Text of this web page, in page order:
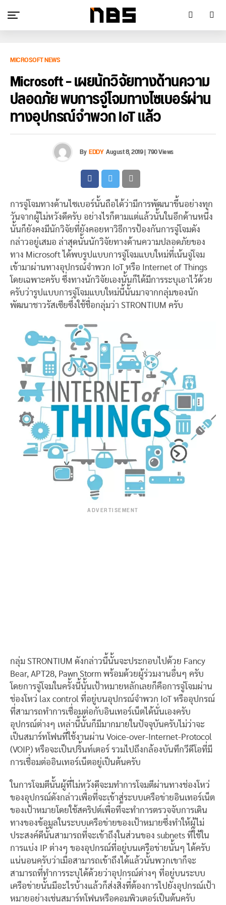
MICROSOFT NEWS
Microsoft – เผยนักวิจัยทางด้านความ
ปลอดภัย พบการจู่โจมทางไซเบอร์ผ่าน
ทางอุปกรณ์จำพวก IoT แล้ว
ByEDDYAugust 8, 2019|790 Views
การจู่โจมทางด้านไซเบอร์นั้นถือได้ว่ามีการพัฒนาขึ้นอย่างทุก
วันจากผู้ไม่หวังดีครับ อย่างไรก็ตามแต่แล้วนั้นในอีกด้านหนึ่ง
นั้นก็ยังคงมีนักวิจัยที่ยังคอยหาวิธีการป้องกันการจู่โจมดัง
กล่าวอยู่เสมอ ล่าสุดนั้นนักวิจัยทางด้านความปลอดภัยของ
ทาง Microsoft ได้พบรูปแบบการจู่โจมแบบใหม่ที่เน้นจู่โจม
เข้ามาผ่านทางอุปกรณ์จำพวก IoT หรือ Internet of Things
โดยเฉพาะครับ ซึ่งทางนักวิจัยเองนั้นก็ได้มีการระบุเอาไว้ด้วย
ครับว่ารูปแบบการจู่โจมแบบใหม่นี้นั้นมาจากกลุ่มของนัก
พัฒนาชาวรัสเซียซึ่งใช้ชื่อกลุ่มว่า STRONTIUM ครับ
ADVERTISEMENT
กลุ่ม STRONTIUM ดังกล่าวนี้นั้นจะประกอบไปด้วย Fancy
Bear, APT28, Pawn Storm พร้อมด้วยผู้ร่วมงานอื่นๆ ครับ
โดยการจู่โจมในครั้งนี้นั้นเป้าหมายหลักเลยก็คือการจู่โจมผ่าน
ช่องโหว่ lax control ที่อยู่บนอุปกรณ์จำพวก IoT หรืออุปกรณ์
ที่สามารถทำการเชื่อมต่อกับอินเทอร์เน็ตได้นั่นเองครับ
อุปกรณ์ต่างๆ เหล่านี้นั้นก็มีมากมายในปัจจุบันครับไม่ว่าจะ
เป็นสมาร์ทโฟนที่ใช้งานผ่าน Voice-over-Internet-Protocol
(VOIP) หรือจะเป็นปริ้นท์เตอร์ รวมไปถึงกล้องบันทึกวีดีโอที่มี
การเชื่อมต่ออินเทอร์เน็ตอยู่เป็นต้นครับ
ในการโจมตีนั้นผู้ที่ไม่หวังดีจะมทำการโจมตีผ่านทางช่องโหว่
ของอุปกรณ์ดังกล่าวเพื่อที่จะเข้าสู่ระบบเครือข่ายอินเทอร์เน็ต
ของเป้าหมายโดยใช้สคริปต์เพื่อที่จะทำการตรวจจับการเดิน
ทางของข้อมูลในระบบเครือข่ายของเป้าหมายซึ่งทำให้ผู้ไม่
ประสงค์ดีนั้นสามารถที่จะเข้าถึงในส่วนของ subnets ที่ใช้ใน
การแบ่ง IP ต่างๆ ของอุปกรณ์ที่อยู่บนเครือข่ายนั้นๆ ได้ครับ
แน่นอนครับว่าเมื่อสามารถเข้าถึงได้แล้วนั้นพวกเขาก็จะ
สามารถที่ทำการระบุได้ด้วยว่าอุปกรณ์ต่างๆ ที่อยู่บนระบบ
เครือข่ายนั้นมีอะไรบ้างแล้วก็ส่งสิ่งที่ต้องการไปยังอุปกรณ์เป้า
หมายอย่างเช่นสมาร์ทโฟนหรือคอมพิวเตอร์เป็นต้นครับ